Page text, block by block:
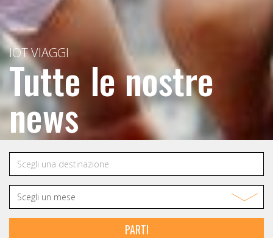
IOT VIAGGI
Tutte le nostre
news
PARTI